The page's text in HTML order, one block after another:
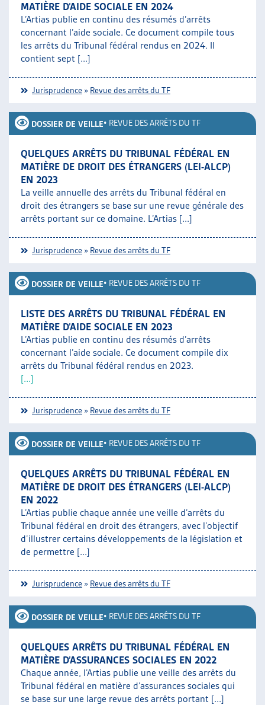
MATIÈRE D’AIDE SOCIALE EN 2024
L’Artias publie en continu des résumés d’arrêts
concernant l’aide sociale. Ce document compile tous
les arrêts du Tribunal fédéral rendus en 2024. Il
contient sept [...]
Jurisprudence » Revue des arrêts du TF
DOSSIER DE VEILLE• REVUE DES ARRÊTS DU TF
QUELQUES ARRÊTS DU TRIBUNAL FÉDÉRAL EN
MATIÈRE DE DROIT DES ÉTRANGERS (LEI-ALCP)
EN 2023
La veille annuelle des arrêts du Tribunal fédéral en
droit des étrangers se base sur une revue générale des
arrêts portant sur ce domaine. L’Artias [...]
Jurisprudence » Revue des arrêts du TF
DOSSIER DE VEILLE• REVUE DES ARRÊTS DU TF
LISTE DES ARRÊTS DU TRIBUNAL FÉDÉRAL EN
MATIÈRE D’AIDE SOCIALE EN 2023
L’Artias publie en continu des résumés d’arrêts
concernant l’aide sociale. Ce document compile dix
arrêts du Tribunal fédéral rendus en 2023.
[...]
Jurisprudence » Revue des arrêts du TF
DOSSIER DE VEILLE• REVUE DES ARRÊTS DU TF
QUELQUES ARRÊTS DU TRIBUNAL FÉDÉRAL EN
MATIÈRE DE DROIT DES ÉTRANGERS (LEI-ALCP)
EN 2022
L’Artias publie chaque année une veille d’arrêts du
Tribunal fédéral en droit des étrangers, avec l’objectif
d’illustrer certains développements de la législation et
de permettre [...]
Jurisprudence » Revue des arrêts du TF
DOSSIER DE VEILLE• REVUE DES ARRÊTS DU TF
QUELQUES ARRÊTS DU TRIBUNAL FÉDÉRAL EN
MATIÈRE D’ASSURANCES SOCIALES EN 2022
Chaque année, l’Artias publie une veille des arrêts du
Tribunal fédéral en matière d’assurances sociales qui
se base sur une large revue des arrêts portant [...]